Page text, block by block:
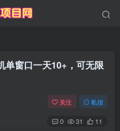
单窗口一天10+，可无限
关注 私信
0 31 11